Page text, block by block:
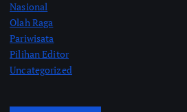
Nasional
Olah Raga
Pariwisata
Pilihan Editor
Uncategorized